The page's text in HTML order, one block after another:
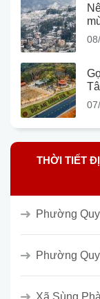
THỜI TIẾT
Phường
Phường
Xã Sùng